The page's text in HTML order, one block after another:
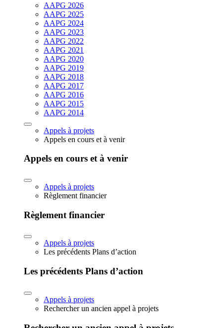
AAPG 2026
AAPG 2025
AAPG 2024
AAPG 2023
AAPG 2022
AAPG 2021
AAPG 2020
AAPG 2019
AAPG 2018
AAPG 2017
AAPG 2016
AAPG 2015
AAPG 2014
Appels à projets
Appels en cours et à venir
Appels en cours et à venir
Appels à projets
Règlement financier
Règlement financier
Appels à projets
Les précédents Plans d’action
Les précédents Plans d’action
Appels à projets
Rechercher un ancien appel à projets